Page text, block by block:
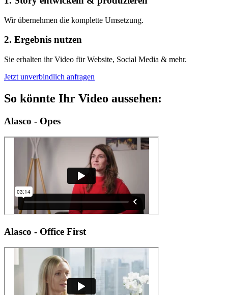
Wir übernehmen die komplette Umsetzung.
2. Ergebnis nutzen
Sie erhalten ihr Video für Website, Social Media & mehr.
Jetzt unverbindlich anfragen
So könnte Ihr Video aussehen:
Alasco - Opes
Alasco - Office First